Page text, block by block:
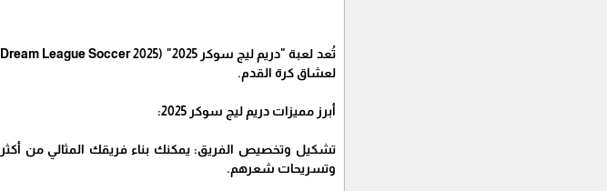
لعشاق كرة القدم.
أبرز مميزات دريم ليج سوكر 2025:
وتسريحات شعرهم.